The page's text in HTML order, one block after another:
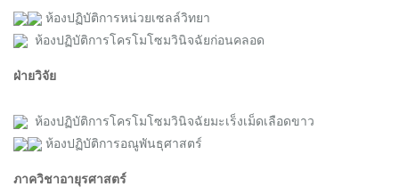
ห้องปฏิบัติการหน่วยเซลล์วิทยา
ห้องปฏิบัติการโครโมโซมวินิจฉัยก่อนคลอด
ฝ่ายวิจัย
ห้องปฏิบัติการโครโมโซมวินิจฉัยมะเร็งเม็ดเลือดขาว
ห้องปฏิบัติการอณูพันธุศาสตร์
ภาควิชาอายุรศาสตร์